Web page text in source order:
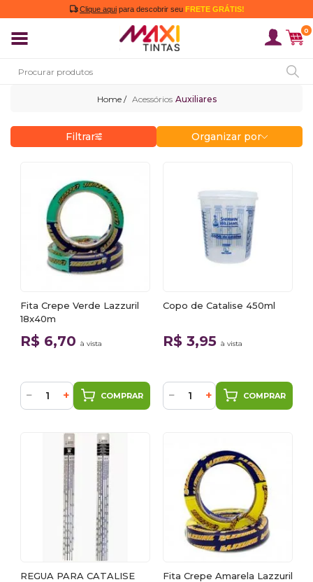
Clique aqui para descobrir seu FRETE GRÁTIS!
0
Acessórios Auxiliares
Organizar por
Filtrar
Fita Crepe Verde Lazzuril
18x40m
R$ 6,70 à vista
− + COMPRAR
Copo de Catalise 450ml
R$ 3,95 à vista
− + COMPRAR
REGUA PARA CATALISE
Fita Crepe Amarela Lazzuril